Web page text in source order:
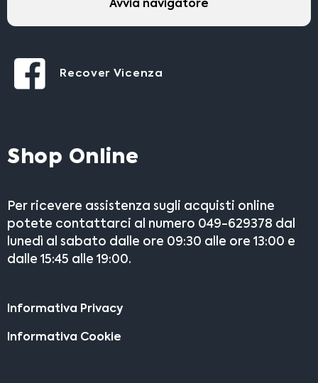
Avvia navigatore
Recover Vicenza
Shop Online
Per ricevere assistenza sugli acquisti online
potete contattarci al numero 049-629378 dal
lunedì al sabato dalle ore 09:30 alle ore 13:00 e
dalle 15:45 alle 19:00.
Informativa Privacy
Informativa Cookie